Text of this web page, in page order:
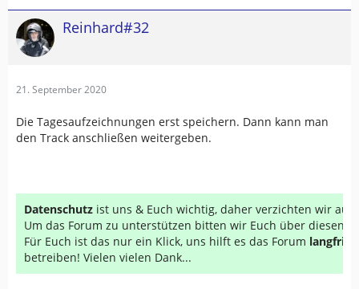
Reinhard#32
21. September 2020
Die Tagesaufzeichnungen erst speichern. Dann kann man
den Track anschließen weitergeben.
Datenschutz ist uns & Euch wichtig, daher verzichten wir auf
Um das Forum zu unterstützen bitten wir Euch über diesen
Für Euch ist das nur ein Klick, uns hilft es das Forum
betreiben! Vielen vielen Dank...